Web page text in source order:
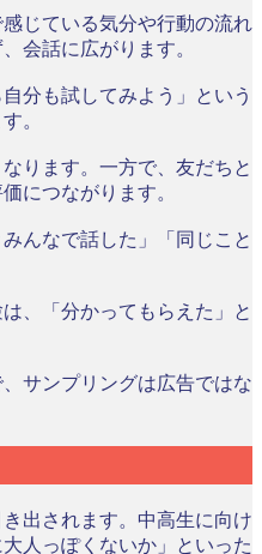
じている気分や行動の流れ
会話に広がります。
分も試してみよう」という
。
ります。一方で、友だちと
につながります。
んなで話した」「同じこと
、「分かってもらえた」と
サンプリングは広告ではな
出されます。中高生に向け
人っぽくないか」といった